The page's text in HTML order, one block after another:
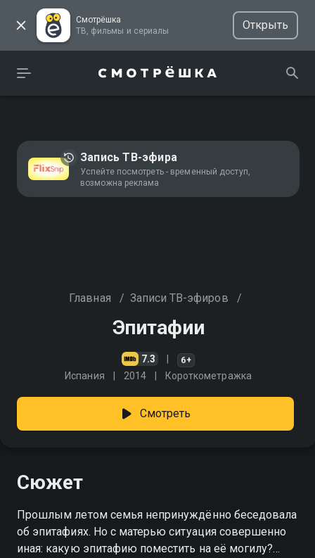
Смотрёшка
ТВ, фильмы и сериалы
Открыть
Запись ТВ-эфира
Успейте посмотреть - временный доступ,
возможна реклама
Главная / Записи ТВ-эфиров /
Эпитафии
7.3 6+
Испания 2014 Короткометражка
Смотреть
Сюжет
Прошлым летом семья непринуждённо беседовала
об эпитафиях. Но с матерью ситуация совершенно
иная: какую эпитафию поместить на её могилу?